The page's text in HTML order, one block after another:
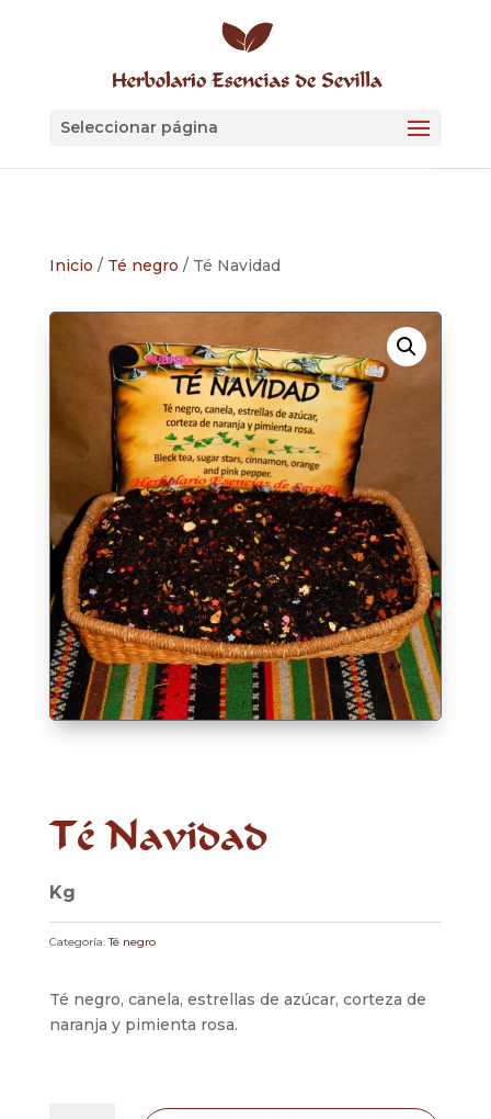
Seleccionar página
Inicio / Té negro / Té Navidad
Té Navidad
Kg
Categoría:Té negro
Té negro, canela, estrellas de azúcar, corteza de
naranja y pimienta rosa.